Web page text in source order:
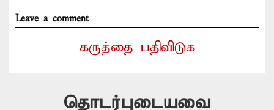
Leave a comment
கருத்தை பதிவிடுக
தொடர்புடையவை